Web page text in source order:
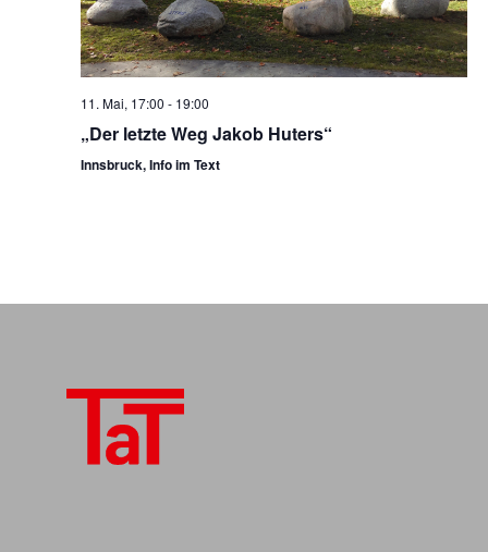
11. Mai, 17:00 - 19:00
„Der letzte Weg Jakob Huters“
Innsbruck, Info im Text